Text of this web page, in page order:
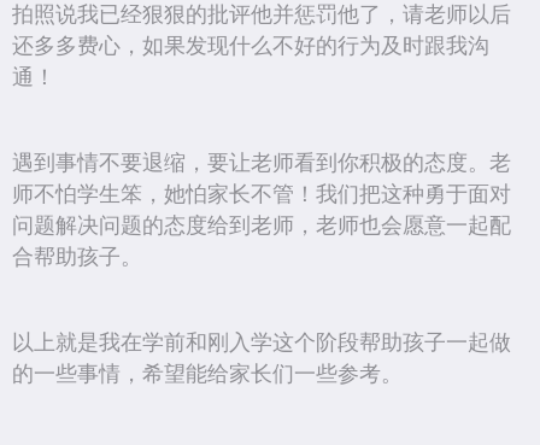
拍照说我已经狠狠的批评他并惩罚他了，请老师以后
还多多费心，如果发现什么不好的行为及时跟我沟
通！
遇到事情不要退缩，要让老师看到你积极的态度。老
师不怕学生笨，她怕家长不管！我们把这种勇于面对
问题解决问题的态度给到老师，老师也会愿意一起配
合帮助孩子。
以上就是我在学前和刚入学这个阶段帮助孩子一起做
的一些事情，希望能给家长们一些参考。